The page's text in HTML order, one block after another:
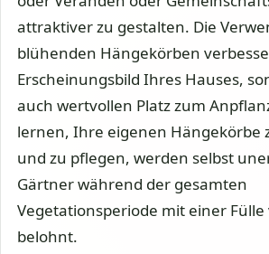
attraktiver zu gestalten. Die
blühenden Hängekörben
Erscheinungsbild Ihres Hauses,
auch wertvollen Platz zum
lernen, Ihre eigenen Hängekörbe
und zu pflegen, werden selbst
Gärtner während der gesamten
Vegetationsperiode mit einer
belohnt.